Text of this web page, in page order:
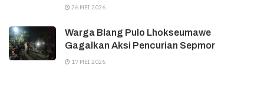
26 MEI 2026
Warga Blang Pulo Lhokseumawe
Gagalkan Aksi Pencurian Sepmor
17 MEI 2026